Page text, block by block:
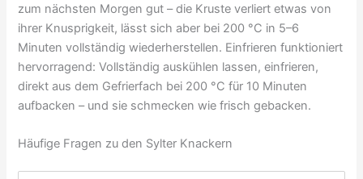
zum nächsten Morgen gut – die Kruste verliert etwas von
ihrer Knusprigkeit, lässt sich aber bei 200 °C in 5–6
Minuten vollständig wiederherstellen. Einfrieren funktioniert
hervorragend: Vollständig auskühlen lassen, einfrieren,
direkt aus dem Gefrierfach bei 200 °C für 10 Minuten
aufbacken – und sie schmecken wie frisch gebacken.
Häufige Fragen zu den Sylter Knackern